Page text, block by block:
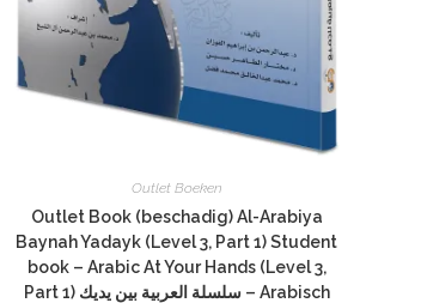
Outlet Boeken
Outlet Book (beschadig) Al-Arabiya
Baynah Yadayk (Level 3, Part 1) Student
book – Arabic At Your Hands (Level 3,
Part 1) سلسلة العربية بين يديك – Arabisch